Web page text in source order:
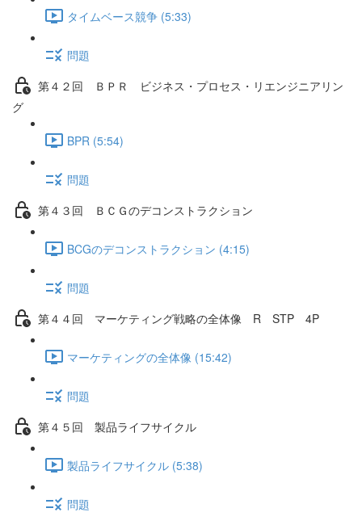
タイムベース競争 (5:33)
問題
第４２回 ＢＰＲ ビジネス・プロセス・リエンジニアリン
グ
BPR (5:54)
問題
第４３回 ＢＣＧのデコンストラクション
BCGのデコンストラクション (4:15)
問題
第４４回 マーケティング戦略の全体像 R STP 4P
マーケティングの全体像 (15:42)
問題
第４５回 製品ライフサイクル
製品ライフサイクル (5:38)
問題